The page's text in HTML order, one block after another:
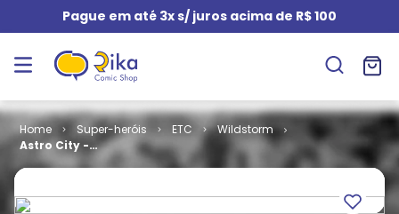
Pague em até 3x s/ juros acima de R$ 100
Super-heróis ETC
Wildstorm
Astro City -
Bem Vindo a